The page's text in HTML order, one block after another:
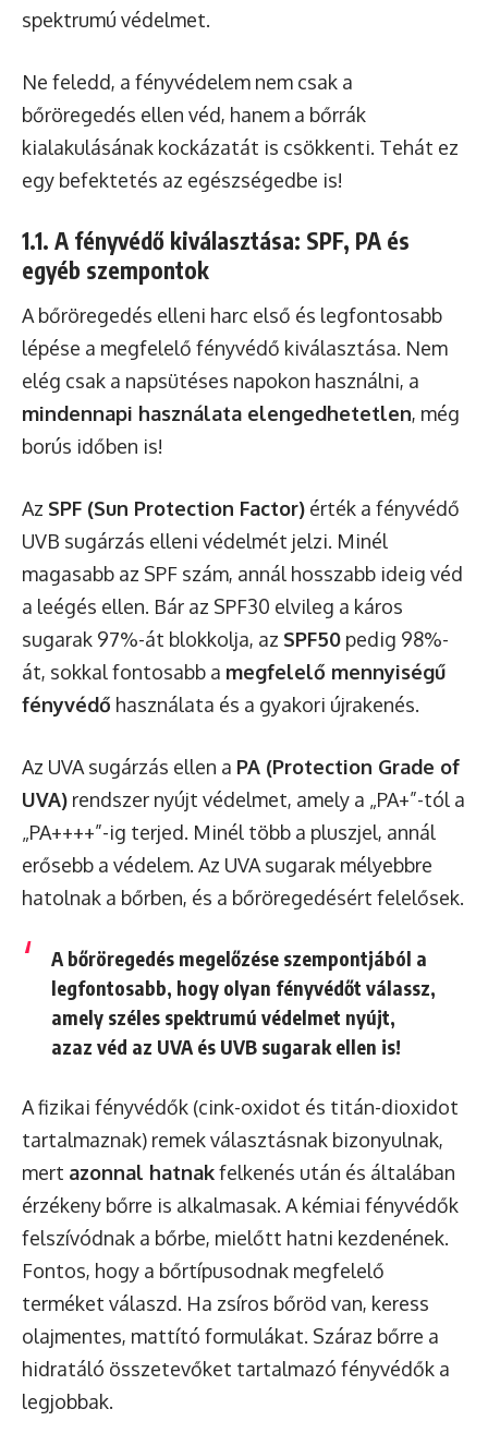
spektrumú védelmet.
Ne feledd, a fényvédelem nem csak a
bőröregedés ellen véd, hanem a bőrrák
kialakulásának kockázatát is csökkenti. Tehát ez
egy befektetés az egészségedbe is!
1.1. A fényvédő kiválasztása: SPF, PA és
egyéb szempontok
A bőröregedés elleni harc első és legfontosabb
lépése a megfelelő fényvédő kiválasztása. Nem
elég csak a napsütéses napokon használni, a
mindennapi használata elengedhetetlen, még
borús időben is!
Az SPF (Sun Protection Factor) érték a fényvédő
UVB sugárzás elleni védelmét jelzi. Minél
magasabb az SPF szám, annál hosszabb ideig véd
a leégés ellen. Bár az SPF30 elvileg a káros
sugarak 97%-át blokkolja, az SPF50 pedig 98%-
át, sokkal fontosabb a megfelelő mennyiségű
fényvédő használata és a gyakori újrakenés.
Az UVA sugárzás ellen a PA (Protection Grade of
UVA) rendszer nyújt védelmet, amely a „PA+”-tól a
„PA++++”-ig terjed. Minél több a pluszjel, annál
erősebb a védelem. Az UVA sugarak mélyebbre
hatolnak a bőrben, és a bőröregedésért felelősek.
A bőröregedés megelőzése szempontjából a
legfontosabb, hogy olyan fényvédőt válassz,
amely széles spektrumú védelmet nyújt,
azaz véd az UVA és UVB sugarak ellen is!
A fizikai fényvédők (cink-oxidot és titán-dioxidot
tartalmaznak) remek választásnak bizonyulnak,
mert azonnal hatnakfelkenés után és általában
érzékeny bőrre is alkalmasak. A kémiai fényvédők
felszívódnak a bőrbe, mielőtt hatni kezdenének.
Fontos, hogy a bőrtípusodnak megfelelő
terméket válaszd. Ha zsíros bőröd van, keress
olajmentes, mattító formulákat. Száraz bőrre a
hidratáló összetevőket tartalmazó fényvédők a
legjobbak.